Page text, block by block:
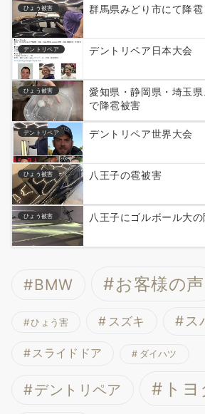
ひょう被害 群馬県みどり市にて降雹
デントリペア デントリペア日本大会
ひょう被害
愛知県・静岡県・埼玉
で降雹被害
デントリペア デントリペア世界大会
ひょう被害 八王子の雹被害
ひょう被害 八王子にゴルボール大
BMW お客様の声
ひょう害 スズキ ス
スライドドア ダイハツ
デントリペア トヨ